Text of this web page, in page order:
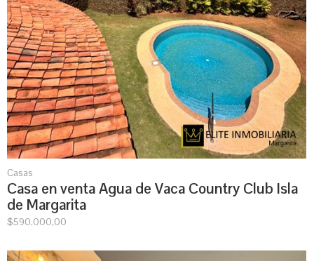
Casas
Casa en venta Agua de Vaca Country Club Isla
de Margarita
$590.000,00